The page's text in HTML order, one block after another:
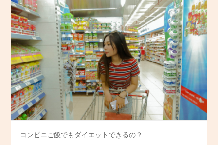
コンビニご飯でもダイエットできるの？